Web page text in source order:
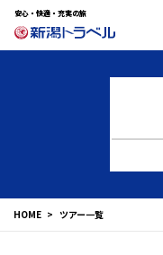
安心・快適・充実の旅
HOME ツアー一覧